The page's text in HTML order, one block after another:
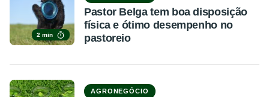
2 min
Pastor Belga tem boa disposição
física e ótimo desempenho no
pastoreio
AGRONEGÓCIO